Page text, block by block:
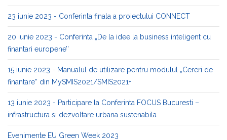
23 iunie 2023 - Conferinta finala a proiectului CONNECT
20 iunie 2023 - Conferinta „De la idee la business inteligent cu
finantari europene’’
15 iunie 2023 - Manualul de utilizare pentru modulul „Cereri de
finantare” din MySMIS2021/SMIS2021+
13 iunie 2023 - Participare la Conferinta FOCUS Bucuresti –
infrastructura si dezvoltare urbana sustenabila
Evenimente EU Green Week 2023